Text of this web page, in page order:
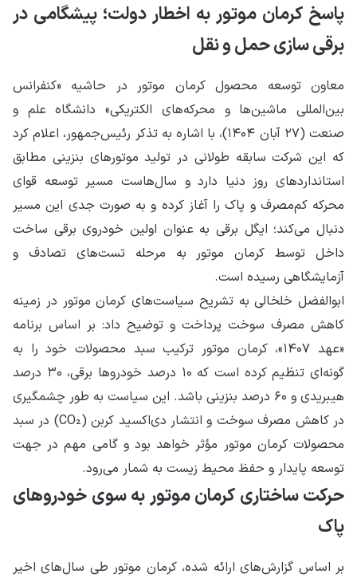
پاسخ کرمان موتور به اخطار دولت؛ پیشگامی در
برقی سازی حمل و نقل
معاون توسعه محصول کرمان موتور در حاشیه «کنفرانس
بین‌المللی ماشین‌ها و محرکه‌های الکتریکی» دانشگاه علم و
صنعت (۲۷ آبان ۱۴۰۴)، با اشاره به تذکر رئیس‌جمهور، اعلام کرد
که این شرکت سابقه طولانی در تولید موتورهای بنزینی مطابق
استانداردهای روز دنیا دارد و سال‌هاست مسیر توسعه قوای
محرکه کم‌مصرف و پاک را آغاز کرده و به صورت جدی این مسیر
دنبال می‌کند؛ ایگل برقی به عنوان اولین خودروی برقی ساخت
داخل توسط کرمان موتور به مرحله تست‌های تصادف و
آزمایشگاهی رسیده است.
ابوالفضل خلخالی به تشریح سیاست‌های کرمان موتور در زمینه
کاهش مصرف سوخت پرداخت و توضیح داد: بر اساس برنامه
«عهد ۱۴۰۷»، کرمان موتور ترکیب سبد محصولات خود را به
گونه‌ای تنظیم کرده است که ۱۰ درصد خودروها برقی، ۳۰ درصد
هیبریدی و ۶۰ درصد بنزینی باشد. این سیاست به طور چشمگیری
در کاهش مصرف سوخت و انتشار دی‌اکسید کربن (CO₂) در سبد
محصولات کرمان موتور مؤثر خواهد بود و گامی مهم در جهت
توسعه پایدار و حفظ محیط زیست به شمار می‌رود.
حرکت ساختاری کرمان موتور به سوی خودروهای
پاک
بر اساس گزارش‌های ارائه شده، کرمان موتور طی سال‌های اخیر